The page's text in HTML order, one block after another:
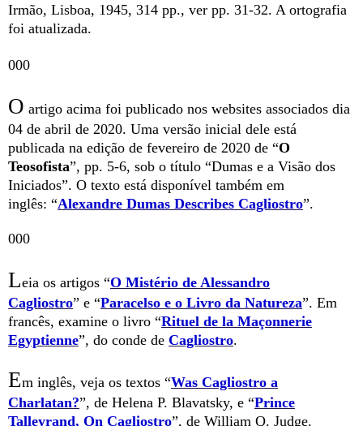
Irmão, Lisboa, 1945, 314 pp., ver pp. 31-32. A ortografia
foi atualizada.
000
O artigo acima foi publicado nos websites associados dia
04 de abril de 2020. Uma versão inicial dele está
publicada na edição de fevereiro de 2020 de “O
Teosofista”, pp. 5-6, sob o título “Dumas e a Visão dos
Iniciados”. O texto está disponível também em
inglês: “Alexandre Dumas Describes Cagliostro”.
000
Leia os artigos “O Mistério de Alessandro
Cagliostro” e “Paracelso e o Livro da Natureza”. Em
francês, examine o livro “Rituel de la Maçonnerie
Egyptienne”, do conde de Cagliostro.
Em inglês, veja os textos “Was Cagliostro a
Charlatan?”, de Helena P. Blavatsky, e “Prince
Talleyrand, On Cagliostro”, de William Q. Judge.